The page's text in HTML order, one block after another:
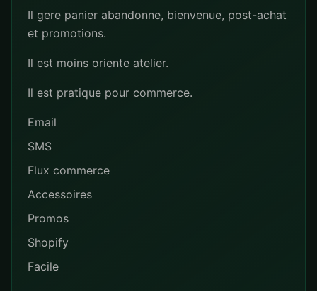
Il gere panier abandonne, bienvenue, post-achat
et promotions.
Il est moins oriente atelier.
Il est pratique pour commerce.
Email
SMS
Flux commerce
Accessoires
Promos
Shopify
Facile